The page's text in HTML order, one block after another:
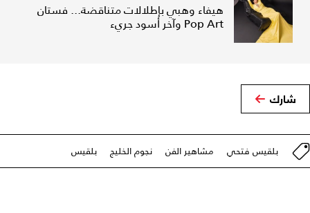
هيفاء وهبي بإطلالات متناقضة... فستان
Pop Art وآخر أسود جريء
شارك
بلقيس فتحي مشاهير الفن نجوم الخليج بلقيس